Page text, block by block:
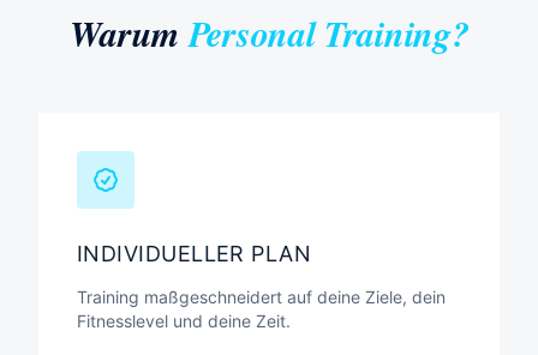
WarumPersonal Training?
INDIVIDUELLER PLAN
Training maßgeschneidert auf deine Ziele, dein
Fitnesslevel und deine Zeit.